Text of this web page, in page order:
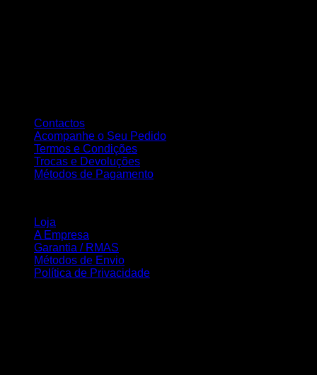
Contactos
Acompanhe o Seu Pedido
Termos e Condições
Trocas e Devoluções
Métodos de Pagamento
Loja
A Empresa
Garantia / RMAS
Métodos de Envio
Política de Privacidade